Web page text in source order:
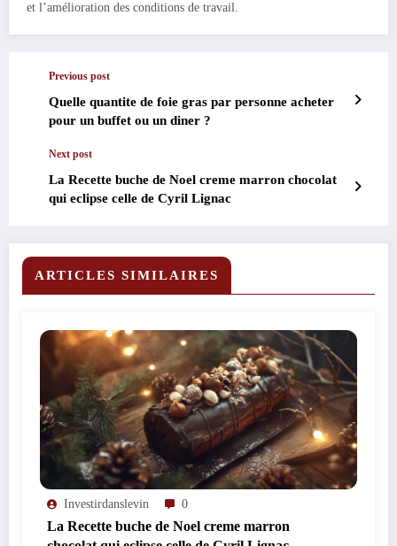
et l’amélioration des conditions de travail.
Previous post
Quelle quantite de foie gras par personne acheter
pour un buffet ou un diner ?
Next post
La Recette buche de Noel creme marron chocolat
qui eclipse celle de Cyril Lignac
ARTICLES SIMILAIRES
Investirdanslevin 0
La Recette buche de Noel creme marron